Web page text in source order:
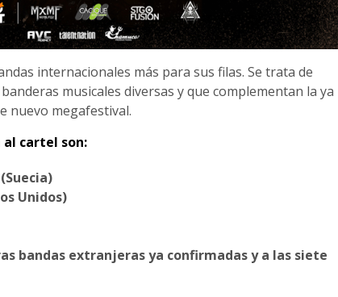
internacionales más para sus filas. Se trata de
musicales diversas y que complementan la ya
nuevo megafestival.
al cartel son:
Unidos)
bandas extranjeras ya confirmadas y a las siete